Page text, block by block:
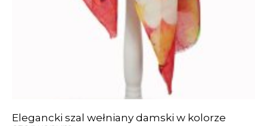
Elegancki szal wełniany damski w kolorze